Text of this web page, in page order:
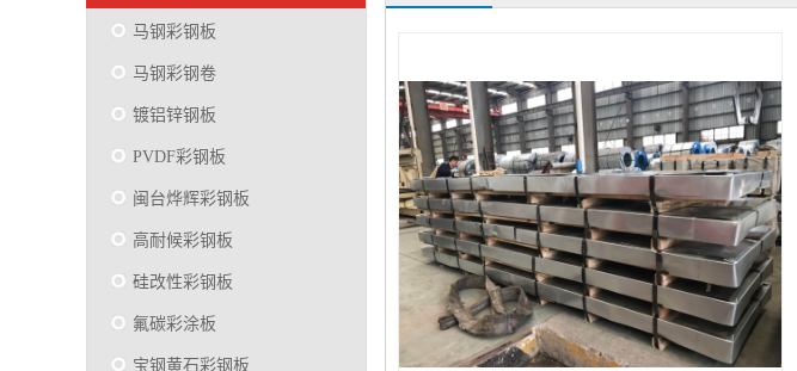
马钢彩钢板
马钢彩钢卷
镀铝锌钢板
PVDF彩钢板
闽台烨辉彩钢板
高耐候彩钢板
硅改性彩钢板
氟碳彩涂板
宝钢黄石彩钢板